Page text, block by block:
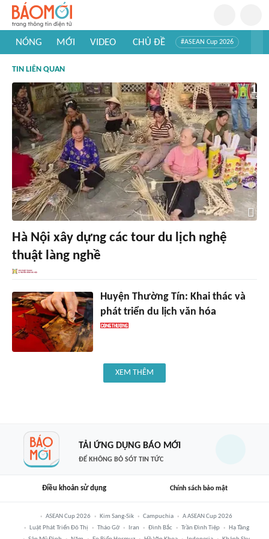
NÓNG MỚI VIDEO CHỦ ĐỀ #ASEAN Cup 2026
#Khám phá thế giới
TIN LIÊN QUAN
Hà Nội xây dựng các tour du lịch nghệ
thuật làng nghề
Huyện Thường Tín: Khai thác và
phát triển du lịch văn hóa
XEM THÊM
TẢI ỨNG DỤNG BÁO MỚI
ĐỂ KHÔNG BỎ SÓT TIN TỨC
Điều khoản sử dụng Chính sách bảo mật
ASEAN Cup 2026 Kim Sang-Sik Campuchia
A ASEAN Cup 2026
Luật Phát Triển Đô Thị
Tháo Gỡ Iran Đình Bắc Trần Đình Tiệp
Hạ Tầng